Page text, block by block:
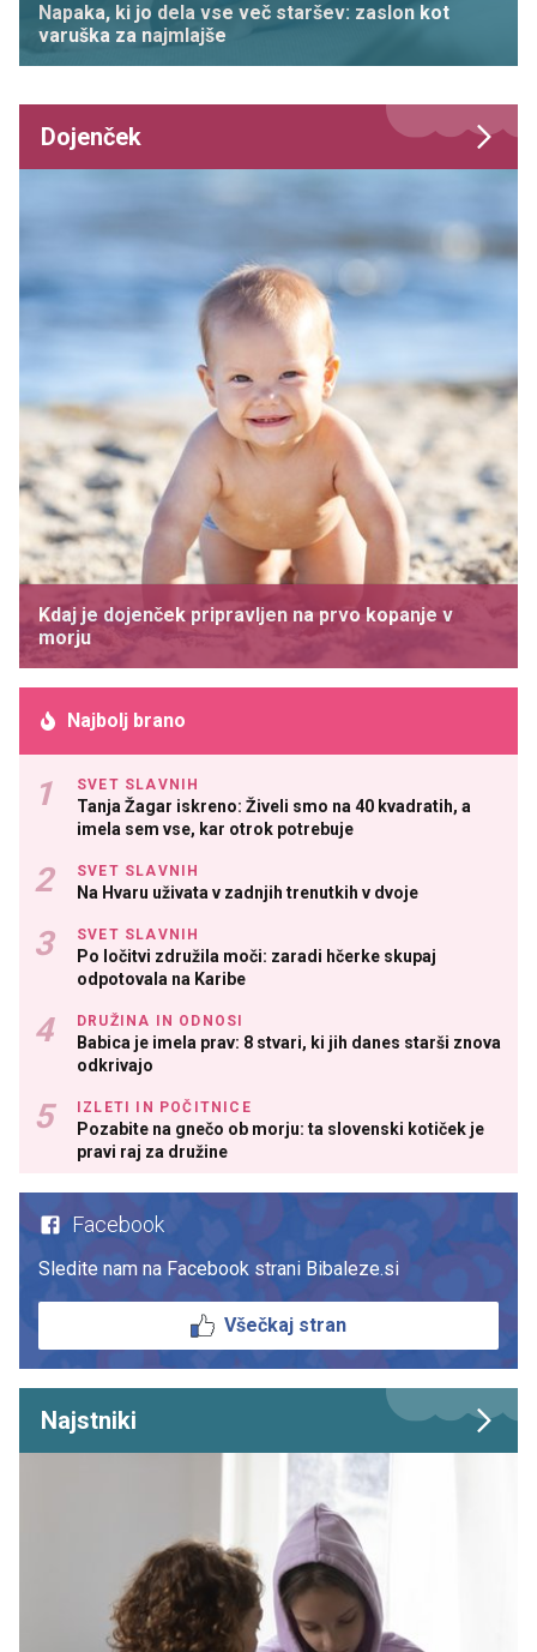
Napaka, ki jo dela vse več staršev: zaslon kot
varuška za najmlajše
Dojenček
Kdaj je dojenček pripravljen na prvo kopanje v
morju
Najbolj brano
SVET SLAVNIH
Tanja Žagar iskreno: Živeli smo na 40 kvadratih, a
imela sem vse, kar otrok potrebuje
SVET SLAVNIH
Na Hvaru uživata v zadnjih trenutkih v dvoje
SVET SLAVNIH
Po ločitvi združila moči: zaradi hčerke skupaj
odpotovala na Karibe
DRUŽINA IN ODNOSI
Babica je imela prav: 8 stvari, ki jih danes starši znova
odkrivajo
IZLETI IN POČITNICE
Pozabite na gnečo ob morju: ta slovenski kotiček je
pravi raj za družine
Facebook
Sledite nam na Facebook strani Bibaleze.si
Všečkaj stran
Najstniki